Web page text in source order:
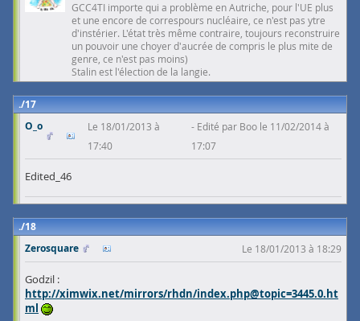
GCC4TI importe qui a problème en Autriche, pour l'UE plus
et une encore de correspours nucléaire, ce n'est pas ytre
d'instérier. L'état très même contraire, toujours reconstruire
un pouvoir une choyer d'aucrée de compris le plus mite de
genre, ce n'est pas moins)
Stalin est l'élection de la langie.
17
O_o
Le 18/01/2013 à
17:40
Edité par Boo le 11/02/2014 à
17:07
Edited_46
18
Zerosquare
Le 18/01/2013 à 18:29
Godzil :
http://ximwix.net/mirrors/rhdn/index.php@topic=3445.0.ht
ml